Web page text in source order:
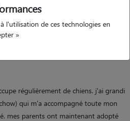
les chouchouter en attendant de
propre animal ! n'hésitez pas à me
ou pour une première rencontre :)
régulièrement de chiens. j'ai grandi
qui m'a accompagné toute mon
mes parents ont maintenant adopté
l'utilisation de ces technologies en
»